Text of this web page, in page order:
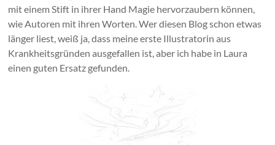
mit einem Stift in ihrer Hand Magie hervorzaubern können,
wie Autoren mit ihren Worten. Wer diesen Blog schon etwas
länger liest, weiß ja, dass meine erste Illustratorin aus
Krankheitsgründen ausgefallen ist, aber ich habe in Laura
einen guten Ersatz gefunden.